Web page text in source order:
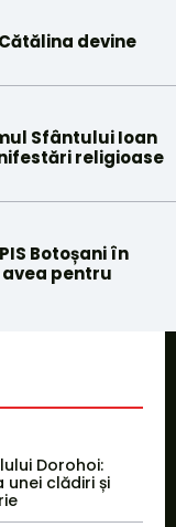
devine
Sfântului Ioan
religioase
Botoșani în
pentru
Dorohoi:
clădiri și